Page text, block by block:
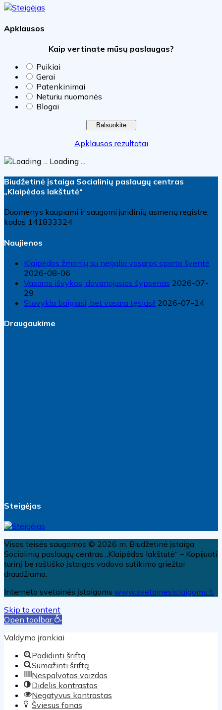
Apklausos
Kaip vertinate mūsų paslaugas?
Puikiai
Gerai
Patenkinimai
Neturiu nuomonės
Blogai
Apklausos rezultatai
Loading ...
Biudžetinė įstaiga Socialinių paslaugų centras
„Klaipėdos lakštutė“
Duomenys kaupiami ir saugomi juridinių asmenų registre,
kodas 141833324
Naujienos
Klaipėdos žmonių su negalia vasaros sporto šventė
2026-08-06
Vasaros išvykos, dovanojusios šypsenas 2026-07-
29
Stovykla baigiasi, bet vasara tęsiasi! 2026-07-24
Draugaukime
Steigėjas
Visos teisės saugomos © 2026 m. Biudžetinė įstaiga
Socialinių paslaugų centras „Klaipėdos lakštutė“ – Kopijuoti
turinį be raštiško įstaigos vadovo sutikimo griežtai
draudžiama.
Interneto svetainės įstaigoms www.svetainesistaigoms.lt
Skip to content
Open toolbar
Valdymo įrankiai
Padidinti šriftą
Sumažinti šriftą
Nespalvotas vaizdas
Didelis kontrastas
Negatyvus kontrastas
Šviesus fonas